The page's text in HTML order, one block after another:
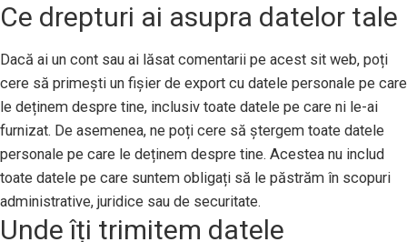
Ce drepturi ai asupra datelor tale
Dacă ai un cont sau ai lăsat comentarii pe acest sit web, poți
cere să primești un fișier de export cu datele personale pe care
le deținem despre tine, inclusiv toate datele pe care ni le-ai
furnizat. De asemenea, ne poți cere să ștergem toate datele
personale pe care le deținem despre tine. Acestea nu includ
toate datele pe care suntem obligați să le păstrăm în scopuri
administrative, juridice sau de securitate.
Unde îți trimitem datele